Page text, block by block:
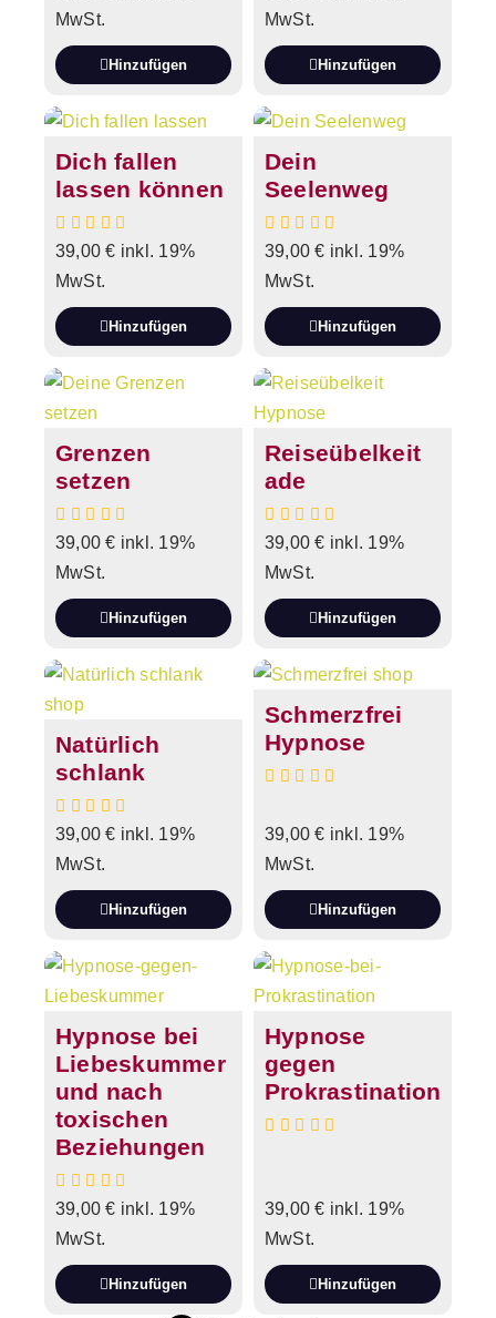
MwSt.
Hinzufügen
MwSt.
Hinzufügen
Dich fallen
lassen können
39,00€ inkl. 19%
MwSt.
Hinzufügen
Dein
Seelenweg
39,00€ inkl. 19%
MwSt.
Hinzufügen
Grenzen
setzen
39,00€ inkl. 19%
MwSt.
Hinzufügen
Reiseübelkeit
ade
39,00€ inkl. 19%
MwSt.
Hinzufügen
Natürlich
schlank
39,00€ inkl. 19%
MwSt.
Hinzufügen
Schmerzfrei
Hypnose
39,00€ inkl. 19%
MwSt.
Hinzufügen
Hypnose bei
Liebeskummer
und nach
toxischen
Beziehungen
39,00€ inkl. 19%
MwSt.
Hinzufügen
Hypnose
gegen
Prokrastination
39,00€ inkl. 19%
MwSt.
Hinzufügen